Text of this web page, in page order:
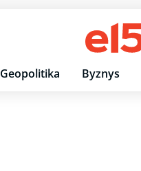
Geopolitika Byznys